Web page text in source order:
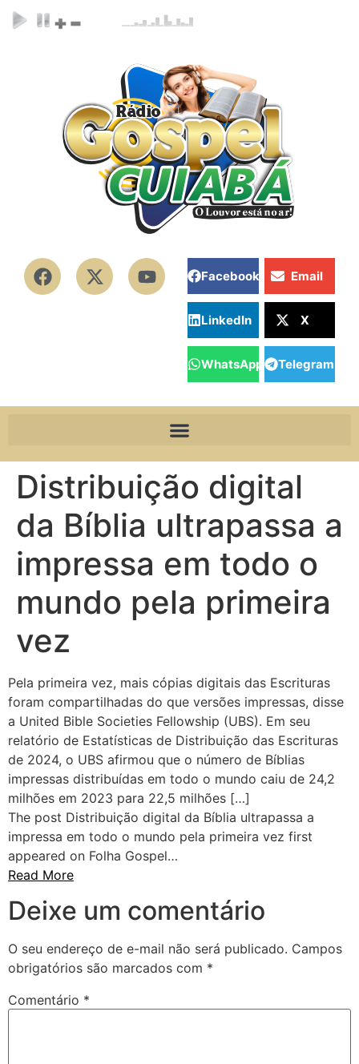
Facebook Email
LinkedIn X
WhatsApp Telegram
Distribuição digital
da Bíblia ultrapassa a
impressa em todo o
mundo pela primeira
vez
Pela primeira vez, mais cópias digitais das Escrituras
foram compartilhadas do que versões impressas, disse
a United Bible Societies Fellowship (UBS). Em seu
relatório de Estatísticas de Distribuição das Escrituras
de 2024, o UBS afirmou que o número de Bíblias
impressas distribuídas em todo o mundo caiu de 24,2
milhões em 2023 para 22,5 milhões […]
The post Distribuição digital da Bíblia ultrapassa a
impressa em todo o mundo pela primeira vez first
appeared on Folha Gospel…
Read More
Deixe um comentário
O seu endereço de e-mail não será publicado. Campos
obrigatórios são marcados com *
Comentário *